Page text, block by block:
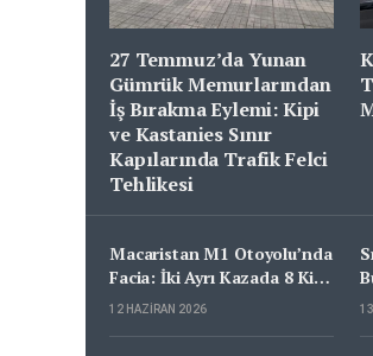
27 Temmuz’da Yunan
Gümrük Memurlarından
İş Bırakma Eylemi: Kipi
ve Kastanies Sınır
Kapılarında Trafik Felci
Tehlikesi
Macaristan M1 Otoyolu’nda
Facia: İki Ayrı Kazada 8 Kişi
Hayatını Kaybetti
12 HAZIRAN 2026